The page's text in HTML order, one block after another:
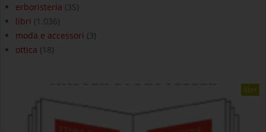
erboristeria (35)
libri (1.036)
moda e accessori (3)
ottica (18)
libri